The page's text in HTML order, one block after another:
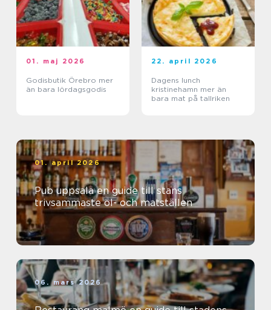
01. maj 2026
Godisbutik Örebro mer
än bara lördagsgodis
22. april 2026
Dagens lunch
kristinehamn mer än
bara mat på tallriken
01. april 2026
Pub uppsala en guide till stans
trivsammaste öl- och matställen
06. mars 2026